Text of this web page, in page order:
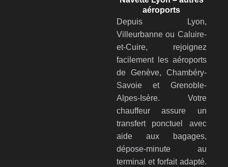
aéroports
Depuis Lyon,
Villeurbanne ou Caluire-
et-Cuire, rejoignez
facilement les aéroports
de Genève, Chambéry-
Savoie et Grenoble-
Alpes-Isère. Votre
chauffeur assure un
transfert ponctuel avec
aide aux bagages,
dépose-minute au
terminal et forfait adapté.